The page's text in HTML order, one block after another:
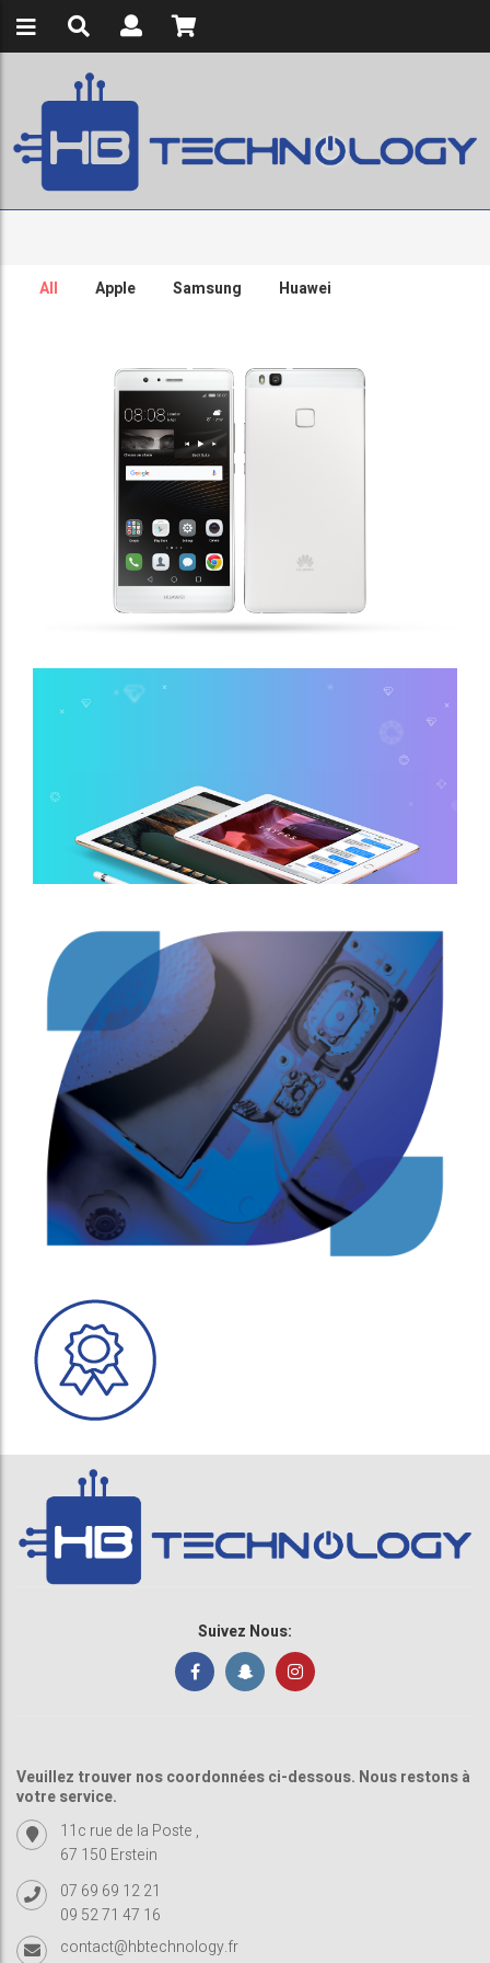
All Apple Samsung Huawei
Huawei P9 Lite
Samsung S6
Iphone 5
Suivez Nous:
Veuillez trouver nos coordonnées ci-dessous. Nous restons à
votre service.
11c rue de la Poste ,
67 150 Erstein
07 69 69 12 21
09 52 71 47 16
contact@hbtechnology.fr